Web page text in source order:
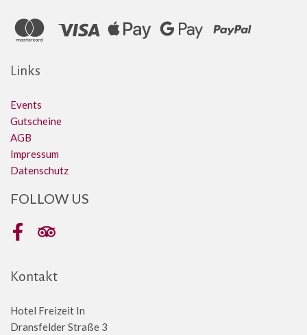
Links
Events
Gutscheine
AGB
Impressum
Datenschutz
FOLLOW US
FacebookTripadvisor
Kontakt
Hotel Freizeit In
Dransfelder Straße 3